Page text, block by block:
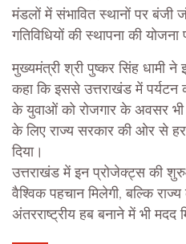
मंडलों में संभावित स्थानों पर
गतिविधियों की स्थापना की
मुख्यमंत्री श्री पुष्कर सिंह धामी
कहा कि इससे उत्तराखंड में पर्यटन
के युवाओं को रोजगार के अवसर भी
के लिए राज्य सरकार की ओर से
दिया।
उत्तराखंड में इन प्रोजेक्ट्स की
वैश्विक पहचान मिलेगी, बल्कि
अंतरराष्ट्रीय हब बनाने में भी मदद